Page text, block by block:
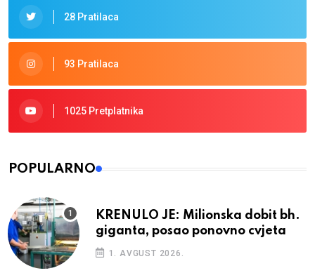
28 Pratilaca
93 Pratilaca
1025 Pretplatnika
POPULARNO
KRENULO JE: Milionska dobit bh.
giganta, posao ponovno cvjeta
1. AVGUST 2026.